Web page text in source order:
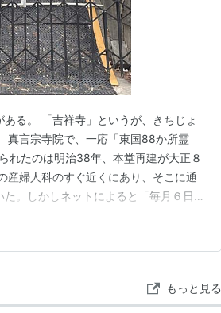
る。 「吉祥寺」というが、きちじょ
真言宗寺院で、一応「東国88か所霊
れたのは明治38年、本堂再建が大正８
産婦人科のすぐ近くにあり、そこに通
。しかしネットによると「毎月６日に
ガセであった。かつては入れたのか
から撮…
もっと見る